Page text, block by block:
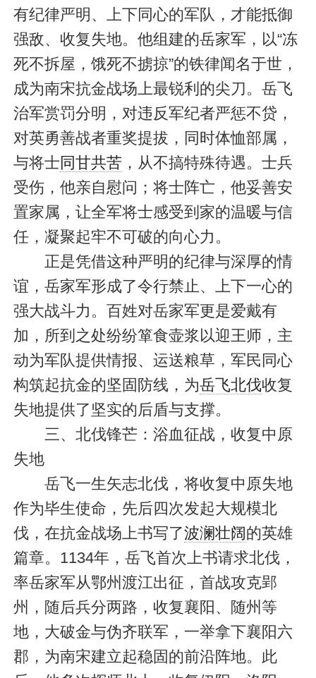
有纪律严明、上下同心的军队，才能抵御
强敌、收复失地。他组建的岳家军，以“冻
死不拆屋，饿死不掳掠”的铁律闻名于世，
成为南宋抗金战场上最锐利的尖刀。岳飞
治军赏罚分明，对违反军纪者严惩不贷，
对英勇善战者重奖提拔，同时体恤部属，
与将士 同甘共苦 ，从不搞特殊待遇。士兵
受伤，他亲自慰问；将士阵亡，他妥善安
置家属，让全军将士感受到家的温暖与信
任，凝聚起牢不可破的向心力。
正是凭借这种严明的纪律与深厚的情
谊，岳家军形成了令行禁止、上下一心的
强大战斗力。百姓对岳家军更是爱戴有
加，所到之处纷纷箪食壶浆以迎王师，主
动为军队提供情报、运送粮草，军民同心
构筑起抗金的坚固防线，为岳飞北伐收复
失地提供了坚实的后盾与支撑。
三、北伐锋芒：浴血征战，收复中原
失地
岳飞一生矢志北伐，将收复中原失地
作为毕生使命，先后四次发起大规模北
伐，在抗金战场上书写了波澜壮阔的英雄
篇章。1134年，岳飞首次上书请求北伐，
率岳家军从鄂州渡江出征，首战攻克郢
州，随后兵分两路，收复襄阳、随州等
地，大破金与伪齐联军，一举拿下襄阳六
郡，为南宋建立起稳固的前沿阵地。此